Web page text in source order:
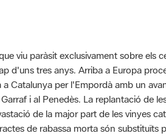
viu paràsit exclusivament sobre els
d'uns tres anys. Arriba a Europa
Catalunya per l'Empordà amb un
i al Penedès. La replantació de
de la major part de les vinyes
de rabassa morta són substituïts